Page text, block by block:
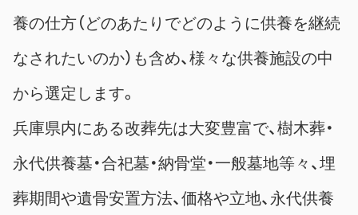
養の仕方（どのあたりでどのように供養を継続
なされたいのか）も含め、様々な供養施設の中
から選定します。
兵庫県内にある改葬先は大変豊富で、樹木葬・
永代供養墓・合祀墓・納骨堂・一般墓地等々、埋
葬期間や遺骨安置方法、価格や立地、永代供養